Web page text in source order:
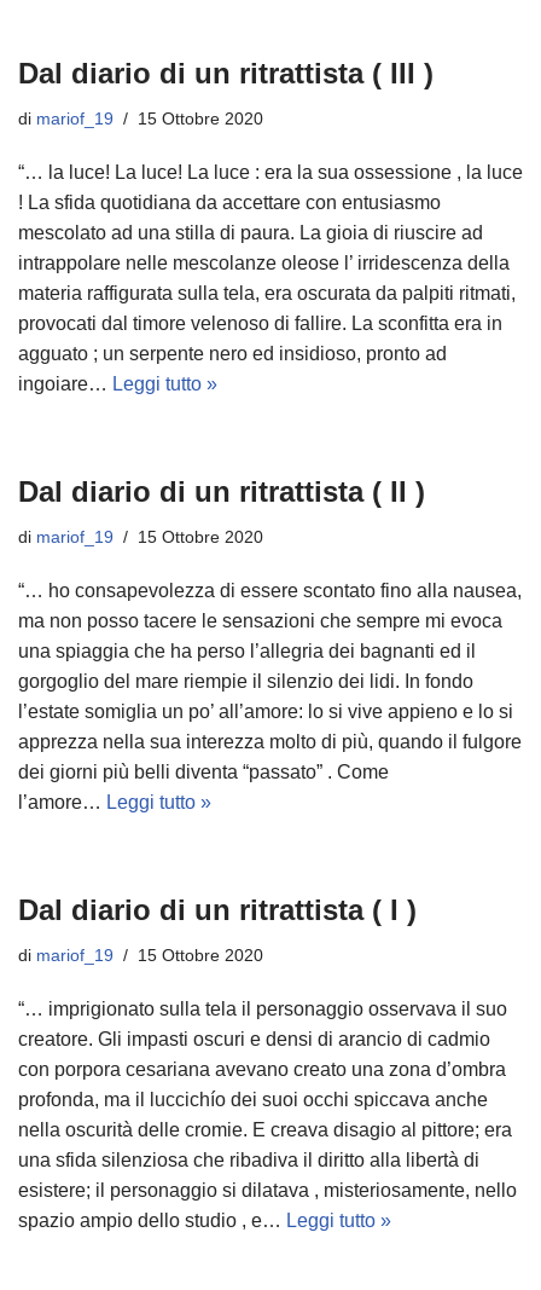
Dal diario di un ritrattista ( III )
di mariof_19 15 Ottobre 2020
“… la luce! La luce! La luce : era la sua ossessione , la luce
! La sfida quotidiana da accettare con entusiasmo
mescolato ad una stilla di paura. La gioia di riuscire ad
intrappolare nelle mescolanze oleose l’ irridescenza della
materia raffigurata sulla tela, era oscurata da palpiti ritmati,
provocati dal timore velenoso di fallire. La sconfitta era in
agguato ; un serpente nero ed insidioso, pronto ad
ingoiare… Leggi tutto »
Dal diario di un ritrattista ( II )
di mariof_19 15 Ottobre 2020
“… ho consapevolezza di essere scontato fino alla nausea,
ma non posso tacere le sensazioni che sempre mi evoca
una spiaggia che ha perso l’allegria dei bagnanti ed il
gorgoglio del mare riempie il silenzio dei lidi. In fondo
l’estate somiglia un po’ all’amore: lo si vive appieno e lo si
apprezza nella sua interezza molto di più, quando il fulgore
dei giorni più belli diventa “passato” . Come
l’amore… Leggi tutto »
Dal diario di un ritrattista ( I )
di mariof_19 15 Ottobre 2020
“… imprigionato sulla tela il personaggio osservava il suo
creatore. Gli impasti oscuri e densi di arancio di cadmio
con porpora cesariana avevano creato una zona d’ombra
profonda, ma il luccichío dei suoi occhi spiccava anche
nella oscurità delle cromie. E creava disagio al pittore; era
una sfida silenziosa che ribadiva il diritto alla libertà di
esistere; il personaggio si dilatava , misteriosamente, nello
spazio ampio dello studio , e… Leggi tutto »